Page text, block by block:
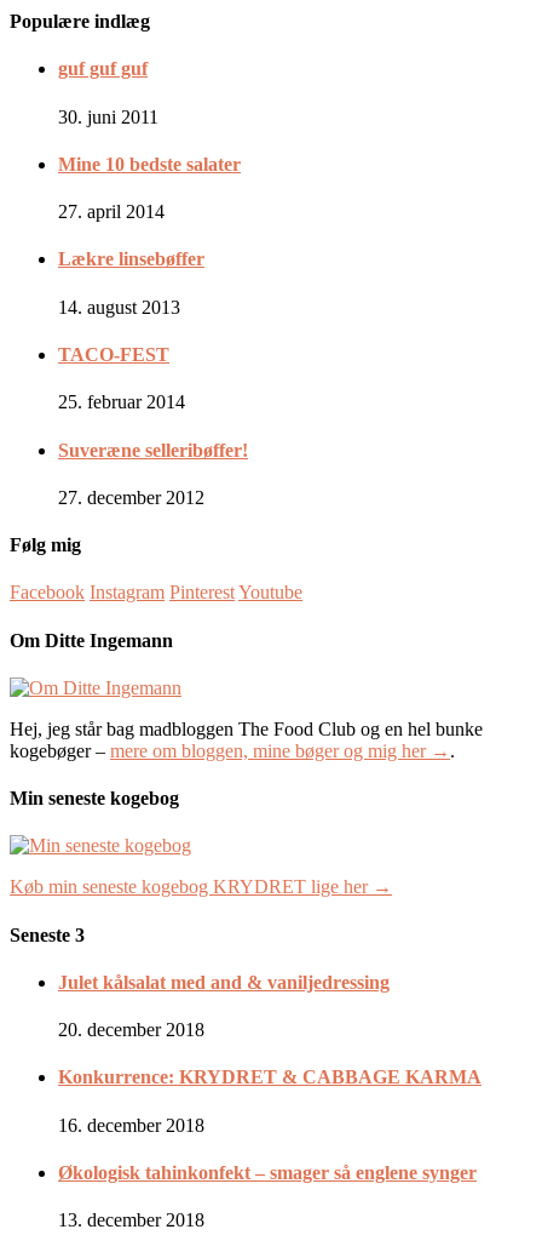
Populære indlæg
guf guf guf
30. juni 2011
Mine 10 bedste salater
27. april 2014
Lækre linsebøffer
14. august 2013
TACO-FEST
25. februar 2014
Suveræne selleribøffer!
27. december 2012
Følg mig
Facebook Instagram PinterestYoutube
Om Ditte Ingemann
Hej, jeg står bag madbloggen The Food Club og en hel bunke
kogebøger – mere om bloggen, mine bøger og mig her → .
Min seneste kogebog
Køb min seneste kogebog KRYDRET lige her →
Seneste 3
Julet kålsalat med and & vaniljedressing
20. december 2018
Konkurrence: KRYDRET & CABBAGE KARMA
16. december 2018
Økologisk tahinkonfekt – smager så englene synger
13. december 2018